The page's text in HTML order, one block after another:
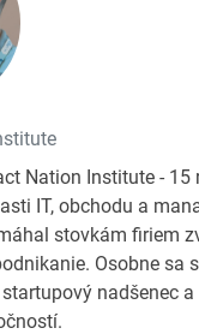
Nation Institute - 15
IT, obchodu a
stovkám firiem
Osobne sa
nadšenec